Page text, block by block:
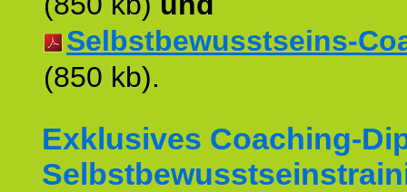
Selbstbewusstseins-
(850 kb).
Exklusives Coaching-